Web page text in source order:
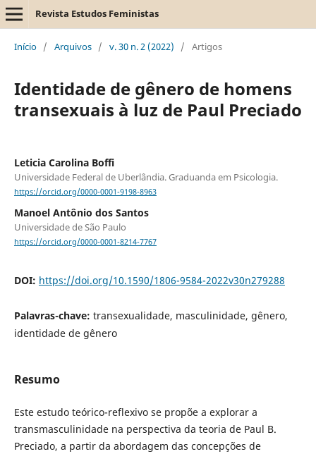
Revista Estudos Feministas
Início / Arquivos / v. 30 n. 2 (2022) / Artigos
Identidade de gênero de homens
transexuais à luz de Paul Preciado
Leticia Carolina Boffi
Universidade Federal de Uberlândia. Graduanda em Psicologia.
https://orcid.org/0000-0001-9198-8963
Manoel Antônio dos Santos
Universidade de São Paulo
https://orcid.org/0000-0001-8214-7767
DOI: https://doi.org/10.1590/1806-9584-2022v30n279288
Palavras-chave: transexualidade, masculinidade, gênero,
identidade de gênero
Resumo
Este estudo teórico-reflexivo se propõe a explorar a
transmasculinidade na perspectiva da teoria de Paul B.
Preciado, a partir da abordagem das concepções de